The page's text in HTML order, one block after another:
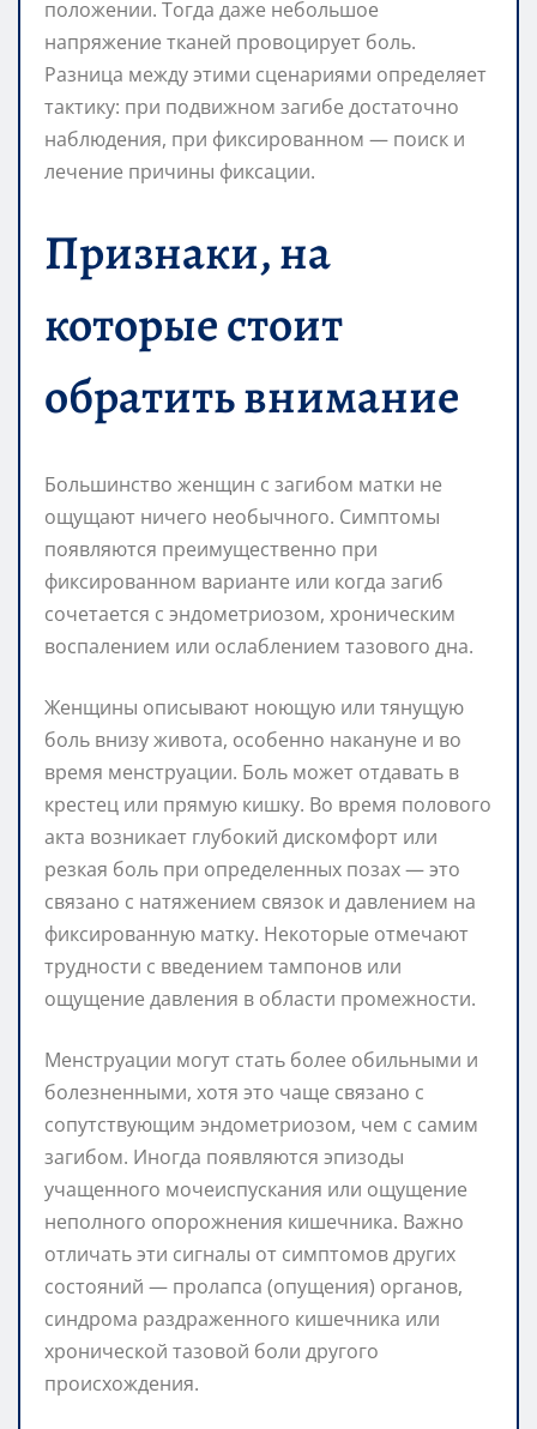
положении. Тогда даже небольшое
напряжение тканей провоцирует боль.
Разница между этими сценариями определяет
тактику: при подвижном загибе достаточно
наблюдения, при фиксированном — поиск и
лечение причины фиксации.
Признаки, на
которые стоит
обратить внимание
Большинство женщин с загибом матки не
ощущают ничего необычного. Симптомы
появляются преимущественно при
фиксированном варианте или когда загиб
сочетается с эндометриозом, хроническим
воспалением или ослаблением тазового дна.
Женщины описывают ноющую или тянущую
боль внизу живота, особенно накануне и во
время менструации. Боль может отдавать в
крестец или прямую кишку. Во время полового
акта возникает глубокий дискомфорт или
резкая боль при определенных позах — это
связано с натяжением связок и давлением на
фиксированную матку. Некоторые отмечают
трудности с введением тампонов или
ощущение давления в области промежности.
Менструации могут стать более обильными и
болезненными, хотя это чаще связано с
сопутствующим эндометриозом, чем с самим
загибом. Иногда появляются эпизоды
учащенного мочеиспускания или ощущение
неполного опорожнения кишечника. Важно
отличать эти сигналы от симптомов других
состояний — пролапса (опущения) органов,
синдрома раздраженного кишечника или
хронической тазовой боли другого
происхождения.